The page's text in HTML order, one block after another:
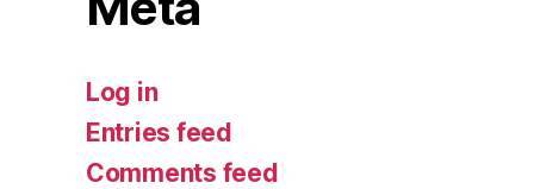
Log in
Entries feed
Comments feed